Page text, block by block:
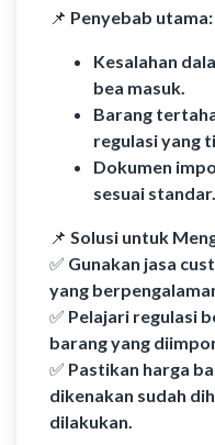
📌 Penyebab utama:
Kesalahan
bea masuk.
Barang
regulasi yang
Dokumen
sesuai standar.
📌 Solusi untuk
✅ Gunakan jasa
yang
✅ Pelajari regulasi
barang yang
✅ Pastikan harga
dikenakan sudah
dilakukan.